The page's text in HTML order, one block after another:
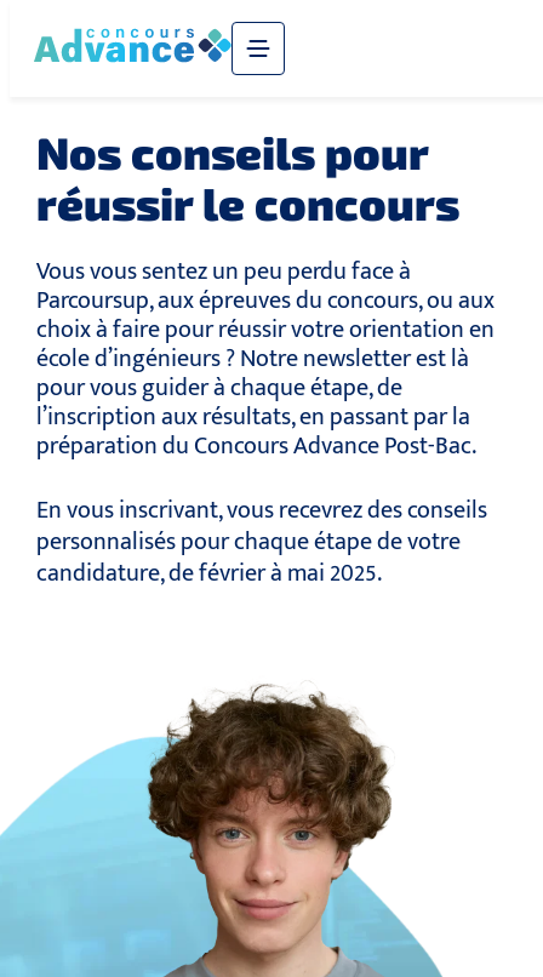
Nos conseils pour
réussir le concours
Vous vous sentez un peu perdu face à
Parcoursup, aux épreuves du concours, ou aux
choix à faire pour réussir votre orientation en
école d’ingénieurs ? Notre newsletter est là
pour vous guider à chaque étape, de
l’inscription aux résultats, en passant par la
préparation du Concours Advance Post-Bac.
En vous inscrivant, vous recevrez des conseils
personnalisés pour chaque étape de votre
candidature, de février à mai 2025.